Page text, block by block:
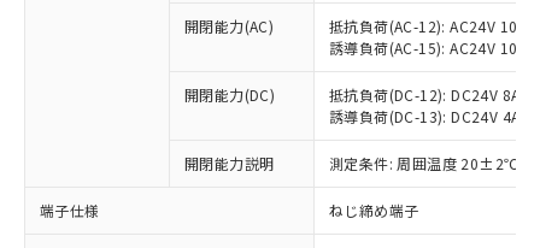
開閉能力(AC)
抵抗負荷(AC-12): AC24V 10A/
誘導負荷(AC-15): AC24V
開閉能力(DC)
抵抗負荷(DC-12): DC24V 8A/
誘導負荷(DC-13): DC24V 4A/
開閉能力説明 測定条件: 周囲温度 20±2℃、
端子仕様 ねじ締め端子
ご利用条件
以下の条件をお読みいただき、同意のうえ
対応済み：EU RoHS指令（10物質）の
非含有に対応した製品が提供可能な商品で
対応予定：EU RoHS指令（10物質）の非含
有に対応した製品に切り替える予定のある
対応予定なし：EU RoHS指令（10物質）の
非含有に非対応の商品で、対応品を出す予